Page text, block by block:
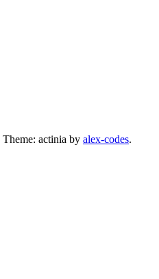
Theme: actinia by alex-codes.